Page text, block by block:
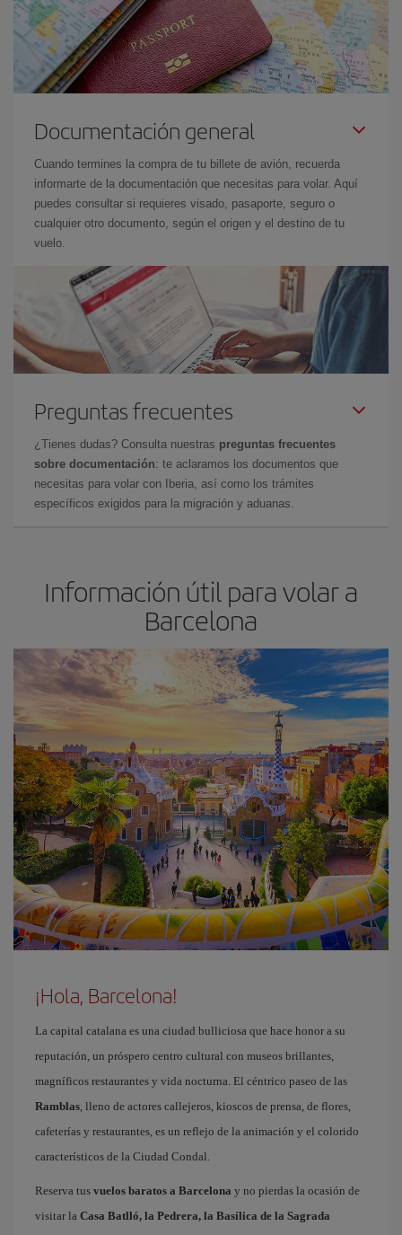
Documentación general
Cuando termines la compra de tu billete de avión, recuerda
informarte de la documentación que necesitas para volar. Aquí
puedes consultar si requieres visado, pasaporte, seguro o
cualquier otro documento, según el origen y el destino de tu
vuelo.
Preguntas frecuentes
¿Tienes dudas? Consulta nuestras preguntas frecuentes
sobre documentación: te aclaramos los documentos que
necesitas para volar con Iberia, así como los trámites
específicos exigidos para la migración y aduanas.
Información útil para volar a
Barcelona
¡Hola, Barcelona!
La capital catalana es una ciudad bulliciosa que hace honor a su
reputación, un próspero centro cultural con museos brillantes,
magníficos restaurantes y vida nocturna. El céntrico paseo de las
Ramblas, lleno de actores callejeros, kioscos de prensa, de flores,
cafeterías y restaurantes, es un reflejo de la animación y el colorido
característicos de la Ciudad Condal.
Reserva tus vuelos baratos a Barcelona y no pierdas la ocasión de
visitar la Casa Batlló, la Pedrera, la Basílica de la Sagrada